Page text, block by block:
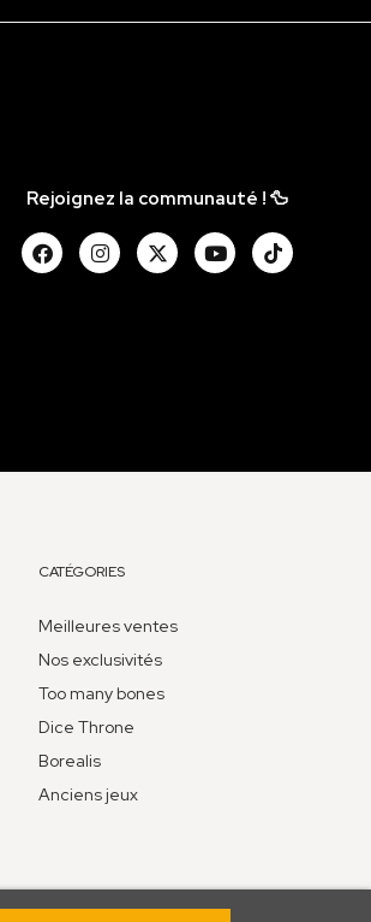
Rejoignez la communauté ! 🦆
CATÉGORIES
Meilleures ventes
Nos exclusivités
Too many bones
Dice Throne
Borealis
Anciens jeux